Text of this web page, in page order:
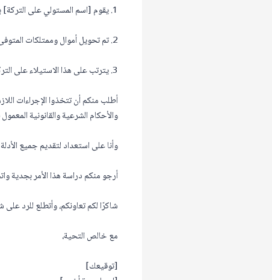
1. يقوم [اسم المستولي على التركة] بالاستيلاء على أصول المتوفى [اسم المتوفى] قبل قسمتها بين الورثة الشرعيين.
2. تم تحويل أموال وممتلكات المتوفى إلى [اسم الجهة المستولية] دون موافقة الورثة أو القيام بالتوزيع العادل.
3. يترتب على هذا الاستيلاء على التركة الإضرار بحقوقي وحقوق باقي الورثة.
أطلب منكم أن تتخذوا الإجراءات
والأحكام الشرعية والقانونية المعمول
وأنا على استعداد لتقديم جميع
أرجو منكم دراسة هذا الأمر بجدية
شاكرًا لكم تعاونكم، وأتطلع للرد على
مع خالص التحية،
[توقيعك]